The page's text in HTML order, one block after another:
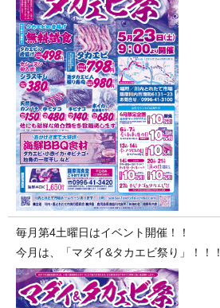
毎月第4土曜日はイベント開催！！
今月は、「マダイ&タカエビ祭り」！！！